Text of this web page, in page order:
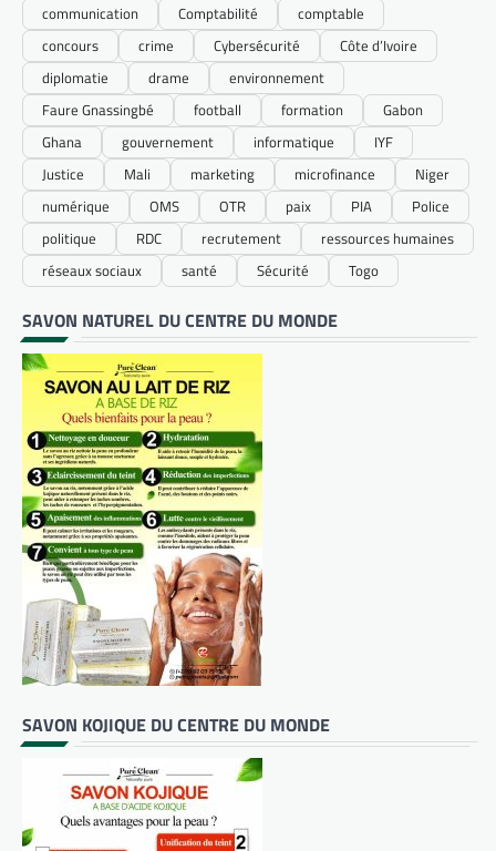
communication
Comptabilité
comptable
concours
crime Cybersécurité
Côte d’Ivoire
diplomatie
drame
environnement
Faure Gnassingbé
football formation
Gabon
Ghana
gouvernement informatique
IYF
Justice
Mali marketing microfinance
Niger
numérique
OMS OTR paix PIA
Police
politique
RDC recrutement
ressources humaines
réseaux sociaux
santé Sécurité Togo
SAVON NATUREL DU CENTRE DU MONDE
SAVON KOJIQUE DU CENTRE DU MONDE